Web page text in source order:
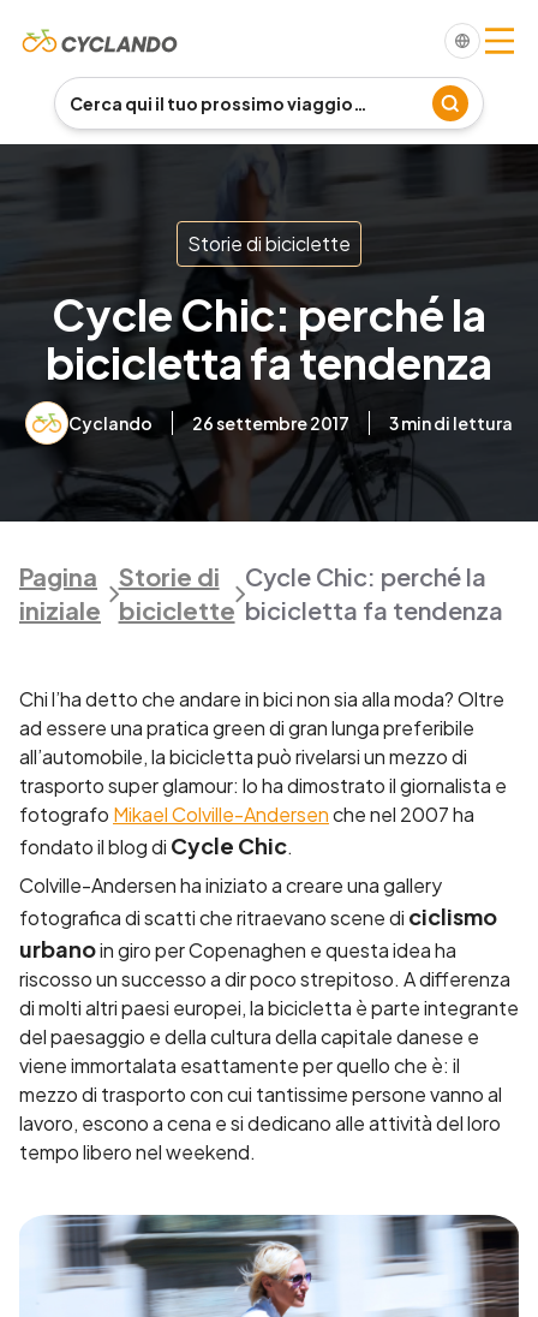
Storie di biciclette
Cycle Chic: perché la
bicicletta fa tendenza
Cyclando 26 settembre 2017 3min di lettura
Pagina
iniziale
Storie di
biciclette
Cycle Chic: perché la
bicicletta fa tendenza
Chi l’ha detto che andare in bici non sia alla moda? Oltre
ad essere una pratica green di gran lunga preferibile
all’automobile, la bicicletta può rivelarsi un mezzo di
trasporto super glamour: lo ha dimostrato il giornalista e
fotografo Mikael Colville-Andersenche nel 2007 ha
fondato il blog di Cycle Chic.
Colville-Andersen ha iniziato a creare una gallery
fotografica di scatti che ritraevano scene di ciclismo
urbanoin giro per Copenaghen e questa idea ha
riscosso un successo a dir poco strepitoso. A differenza
di molti altri paesi europei, la bicicletta è parte integrante
del paesaggio e della cultura della capitale danese e
viene immortalata esattamente per quello che è: il
mezzo di trasporto con cui tantissime persone vanno al
lavoro, escono a cena e si dedicano alle attività del loro
tempo libero nel weekend.